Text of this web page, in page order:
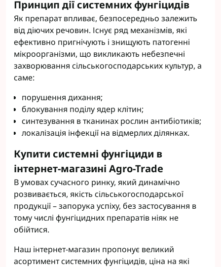
Принцип дії системних фунгіцидів
Як препарат впливає, безпосередньо залежить
від діючих речовин. Існує ряд механізмів, які
ефективно пригнічують і знищують патогенні
мікроорганізми, що викликають небезпечні
захворювання сільськогосподарських культур, а
саме:
порушення дихання;
блокування поділу ядер клітин;
синтезування в тканинах рослин антибіотиків;
локалізація інфекції на відмерлих ділянках.
Купити системні фунгіциди в
інтернет-магазині Agro-Trade
В умовах сучасного ринку, який динамічно
розвивається, якість сільськогосподарської
продукції – запорука успіху, без застосування в
тому числі фунгіцидних препаратів ніяк не
обійтися.
Наш інтернет-магазин пропонує великий
асортимент системних фунгіцидів, ціна на які